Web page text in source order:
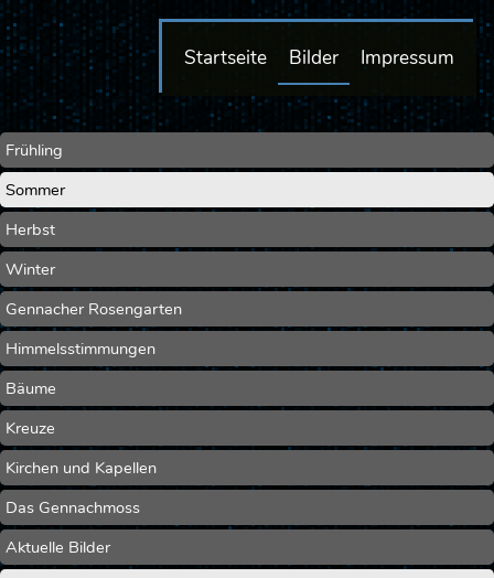
Startseite Bilder Impressum
Frühling
Sommer
Herbst
Winter
Gennacher Rosengarten
Himmelsstimmungen
Bäume
Kreuze
Kirchen und Kapellen
Das Gennachmoss
Aktuelle Bilder